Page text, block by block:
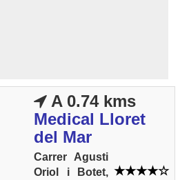
A 0.74 kms
Medical Lloret
del Mar
Carrer Agusti
Oriol i Botet,